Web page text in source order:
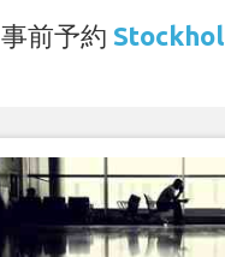
事前予約